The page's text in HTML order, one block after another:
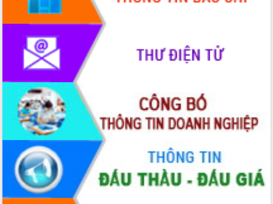
Lễ truy điệu và an táng hài cốt liệt sĩ
tại Nghĩa trang Liệt sĩ xã Sơn Hòa
Bàn giải pháp tháo gỡ khó khăn trong
xuất khẩu sầu riêng và triển khai quy
định EUDR
Thứ trưởng Bộ Nông nghiệp và Môi
trường Nguyễn Hoàng Hiệp khảo sát
vùng trồng và doanh nghiệp đóng gói
sầu riêng tại Đắk Lắk
Trình diễn nghệ thuật chế biến các
món ăn từ sầu riêng
Đắk Lắk công bố Quy hoạch và xúc
tiến đầu tư tỉnh
Ngành cá ngừ Đắk Lắk chủ động thích
ứng để giữ vững thị trường xuất khẩu